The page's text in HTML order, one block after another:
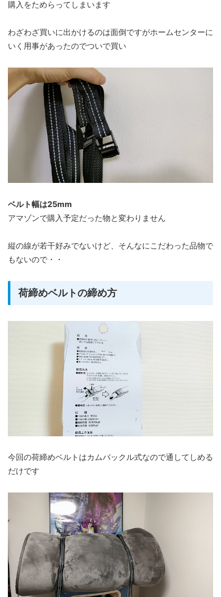
購入をためらってしまいます
わざわざ買いに出かけるのは面倒ですがホームセンターに
いく用事があったのでついで買い
ベルト幅は25mm
アマゾンで購入予定だった物と変わりません
縦の線が若干好みでないけど、そんなにこだわった品物で
もないので・・
荷締めベルトの締め方
今回の荷締めベルトはカムバックル式なので通してしめる
だけです